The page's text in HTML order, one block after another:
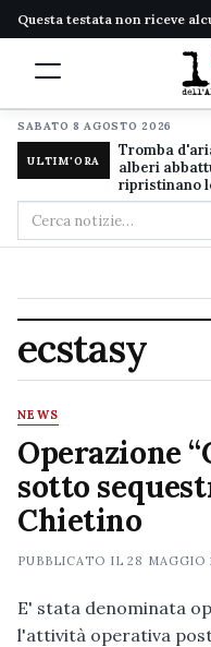
Questa testata non riceve
SABATO 8 AGOSTO 2026
ULTIM'ORA
Tromba
alberi
ripristinano
Cerca
nel
ecstasy
NEWS
Operazione
sotto
Chietino
PUBBLICATO IL28 MAGGIO
E' stata denominata
l'attività operativa